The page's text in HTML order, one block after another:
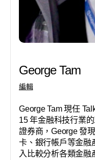
George Tam
編輯
George Tam 現任
15 年金融科技行業
證券商，George 發
卡、銀行帳戶等金融
入比較分析各類金